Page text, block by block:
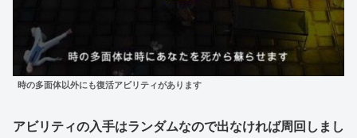
時の多面体以外にも復活アビリティがあります
アビリティの入手はランダムなので出なければ周回しまし